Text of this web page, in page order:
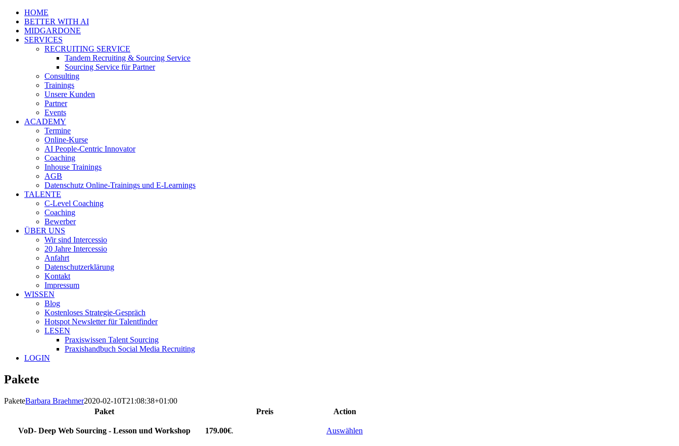
HOME
BETTER WITH AI
MIDGARDONE
SERVICES
RECRUITING SERVICE
Tandem Recruiting & Sourcing Service
Sourcing Service für Partner
Consulting
Trainings
Unsere Kunden
Partner
Events
ACADEMY
Termine
Online-Kurse
AI People-Centric Innovator
Coaching
Inhouse Trainings
AGB
Datenschutz Online-Trainings und E-Learnings
TALENTE
C-Level Coaching
Coaching
Bewerber
ÜBER UNS
Wir sind Intercessio
20 Jahre Intercessio
Anfahrt
Datenschutzerklärung
Kontakt
Impressum
WISSEN
Blog
Kostenloses Strategie-Gespräch
Hotspot Newsletter für Talentfinder
LESEN
Praxiswissen Talent Sourcing
Praxishandbuch Social Media Recruiting
LOGIN
Pakete
PaketeBarbara Braehmer2020-02-10T21:08:38+01:00
Paket
Preis Action
VoD- Deep Web Sourcing - Lesson und Workshop 179.00€. Auswählen